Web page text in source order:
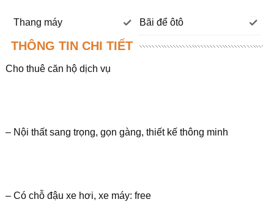
Thang máy Bãi để ôtô
THÔNG TIN CHI TIẾT
Cho thuê căn hộ dịch vụ
– Nội thất sang trọng, gọn gàng, thiết kế thông minh
– Có chỗ đậu xe hơi, xe máy: free